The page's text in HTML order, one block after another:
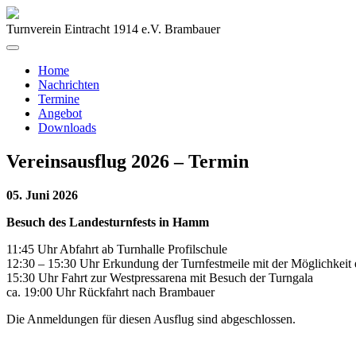
Turnverein Eintracht 1914 e.V. Brambauer
Home
Nachrichten
Termine
Angebot
Downloads
Vereinsausflug 2026 – Termin
05. Juni 2026
Besuch des Landesturnfests in Hamm
11:45 Uhr Abfahrt ab Turnhalle Profilschule
12:30 – 15:30 Uhr Erkundung der Turnfestmeile mit der Möglichkeit
15:30 Uhr Fahrt zur Westpressarena mit Besuch der Turngala
ca. 19:00 Uhr Rückfahrt nach Brambauer
Die Anmeldungen für diesen Ausflug sind abgeschlossen.